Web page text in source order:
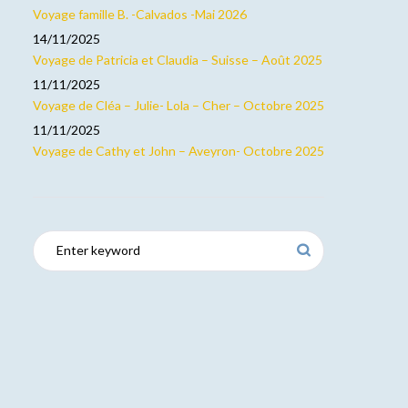
Voyage famille B. -Calvados -Mai 2026
Voyage de Patricia et Claudia – Suisse – Août 2025
14/11/2025
Voyage de Cléa – Julie- Lola – Cher – Octobre 2025
11/11/2025
Voyage de Cathy et John – Aveyron- Octobre 2025
11/11/2025